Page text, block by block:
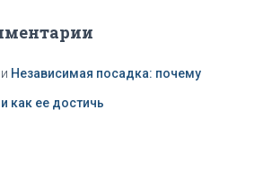
Независимая посадка: почему
как ее достичь